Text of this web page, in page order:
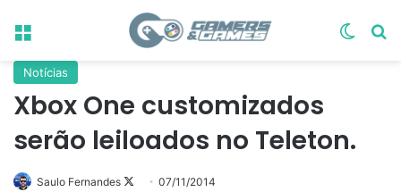
Menu
Notícias
Xbox One customizados
serão leiloados no Teleton.
Saulo Fernandes
Follow07/11/2014